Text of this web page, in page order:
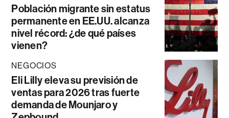
Población migrante sin estatus
permanente en EE.UU. alcanza
nivel récord: ¿de qué países
vienen?
NEGOCIOS
Eli Lilly eleva su previsión de
ventas para 2026 tras fuerte
demanda de Mounjaro y